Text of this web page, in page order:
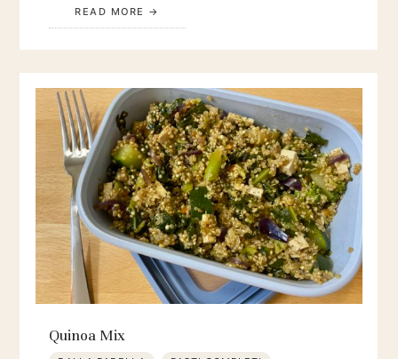
READ MORE
Quinoa Mix